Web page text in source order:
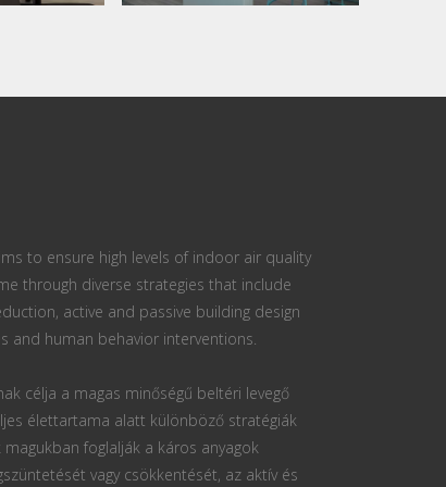
to ensure high levels of indoor air quality
through diverse strategies that include
active and passive building design
and human behavior interventions.
célja a magas minőségű beltéri levegő
élettartama alatt különböző stratégiák
foglalják a káros anyagok
vagy csökkentését, az aktív és